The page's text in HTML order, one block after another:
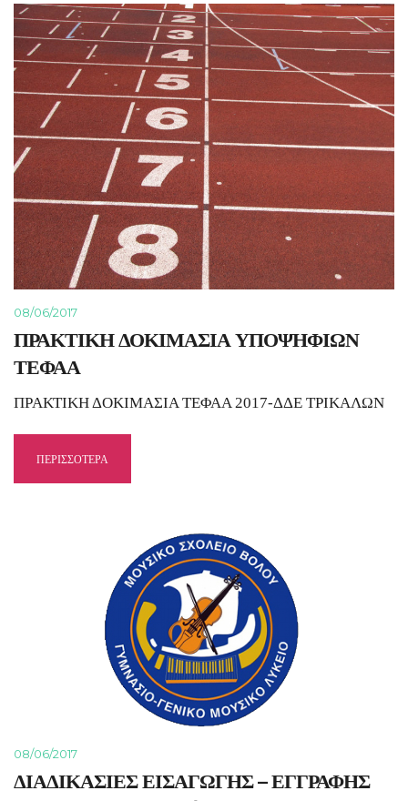
08/06/2017
ΠΡΑΚΤΙΚΗ ΔΟΚΙΜΑΣΙΑ ΥΠΟΨΗΦΙΩΝ
ΤΕΦΑΑ
ΠΡΑΚΤΙΚΗ ΔΟΚΙΜΑΣΙΑ ΤΕΦΑΑ 2017-ΔΔΕ ΤΡΙΚΑΛΩΝ
ΠΕΡΙΣΣΟΤΕΡΑ
08/06/2017
ΔΙΑΔΙΚΑΣΙΕΣ ΕΙΣΑΓΩΓΗΣ – ΕΓΓΡΑΦΗΣ